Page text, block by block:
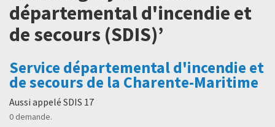
départemental d'incendie et
de secours (SDIS)’
Service départemental d'incendie et
de secours de la Charente-Maritime
Aussi appelé SDIS 17
0 demande.